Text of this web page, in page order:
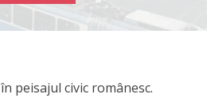
peisajul civic românesc.